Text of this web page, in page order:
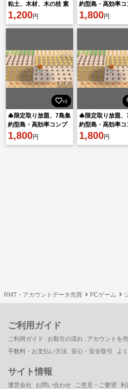
粘土、木材、木の枝 素
材・材料 BAN無し
1,200円
約型島・高効率コ
リートする！
1,800円
×3
🎄限定取り放題、7島集
約型島・高効率コンプ
リートする！
1,800円
🎄限定取り放題、
約型島・高効率コ
リートする！
1,800円
RMT・アカウントデータ売買 PCゲーム
ご利用ガイド
ご利用ガイド お取引の流れ アカウントを
手数料・お支払い方法 安心・安全取引 よ
サイト情報
運営会社 お問い合わせ ご意見・ご要望 利